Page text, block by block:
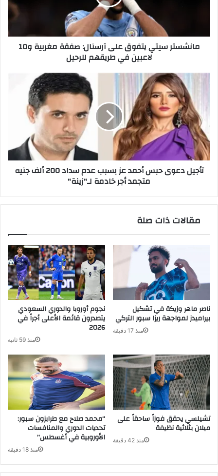
لاعبين
مانشستر سيتي يتفوق على آرسنال: صفقة مغربية و10
لاعبين في طريقهم للرحيل
بسبب
عدم
سداد
200
ألف
لـ"زينة"
تأجيل دعوى حبس أحمد عز بسبب عدم سداد 200 ألف جنيه
متجمد أجر خادمة لـ"زينة"
مقالات ذات صلة
نجوم أوروبا والدوري السعودي
يتصدرون قائمة الأعلى أجراً في
2026
منذ 59 ثانية
ناصر ماهر وزيكة في تشكيل
بيراميدز لمواجهة ريزا سبور التركي
منذ 17 دقيقة
“محمد صلاح مع طرابزون سبور:
تحديات الدوري والمنافسات
الأوروبية في أغسطس”
منذ 18 دقيقة
تشيلسي يحقق فوزاً ساحقاً على
ميلان بثلاثية نظيفة
منذ 42 دقيقة